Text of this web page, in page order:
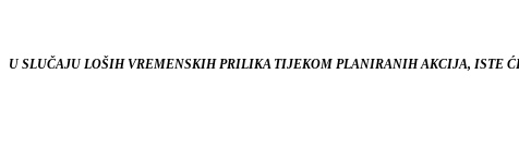
U SLUČAJU LOŠIH VREMENSKIH PRILIKA TIJEKOM PLANIRANIH AKCIJA, ISTE